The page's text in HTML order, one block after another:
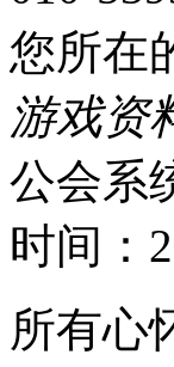
您所在
游戏资
公会系
时间：
所有心